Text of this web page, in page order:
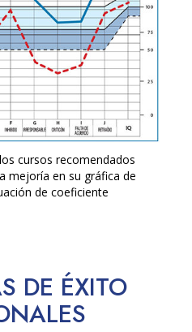
cursos recomendados
mejoría en su gráfica de
de coeficiente
DE ÉXITO